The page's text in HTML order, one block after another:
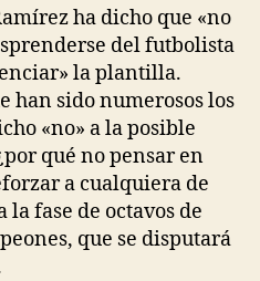
ha dicho que «no
del futbolista
la plantilla.
han sido numerosos los
«no» a la posible
qué no pensar en
a cualquiera de
la fase de octavos de
que se disputará